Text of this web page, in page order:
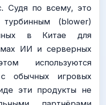
Судя по всему, это
(blower)
в Китае для
ИИ и серверных
используются
обычных игровых
эти продукты не